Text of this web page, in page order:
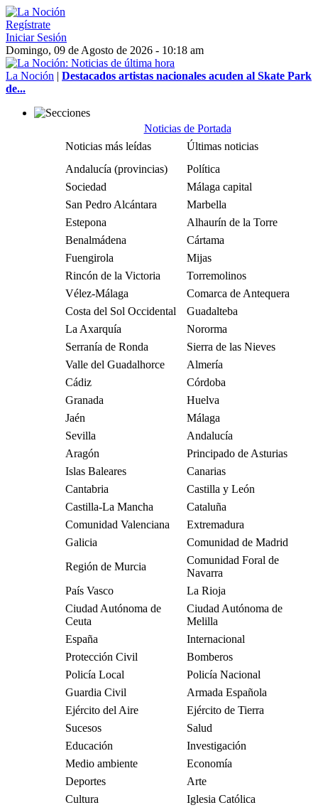
Regístrate
Iniciar Sesión
Domingo, 09 de Agosto de 2026 - 10:18 am
La Noción | Destacados artistas nacionales acuden al Skate Park
de...
Noticias de Portada
Noticias más leídas
Últimas noticias
Andalucía (provincias)
Política
Sociedad
Málaga capital
San Pedro Alcántara
Marbella
Estepona
Alhaurín de la Torre
Benalmádena
Cártama
Fuengirola
Mijas
Rincón de la Victoria
Torremolinos
Vélez-Málaga
Comarca de Antequera
Costa del Sol Occidental
Guadalteba
La Axarquía
Nororma
Serranía de Ronda
Sierra de las Nieves
Valle del Guadalhorce
Almería
Cádiz
Córdoba
Granada
Huelva
Jaén
Málaga
Sevilla
Andalucía
Aragón
Principado de Asturias
Islas Baleares
Canarias
Cantabria
Castilla y León
Castilla-La Mancha
Cataluña
Comunidad Valenciana
Extremadura
Galicia
Comunidad de Madrid
Región de Murcia
Comunidad Foral de
Navarra
País Vasco
La Rioja
Ciudad Autónoma de
Ceuta
Ciudad Autónoma de
Melilla
España
Internacional
Protección Civil
Bomberos
Policía Local
Policía Nacional
Guardia Civil
Armada Española
Ejército del Aire
Ejército de Tierra
Sucesos
Salud
Educación
Investigación
Medio ambiente
Economía
Deportes
Arte
Cultura
Iglesia Católica